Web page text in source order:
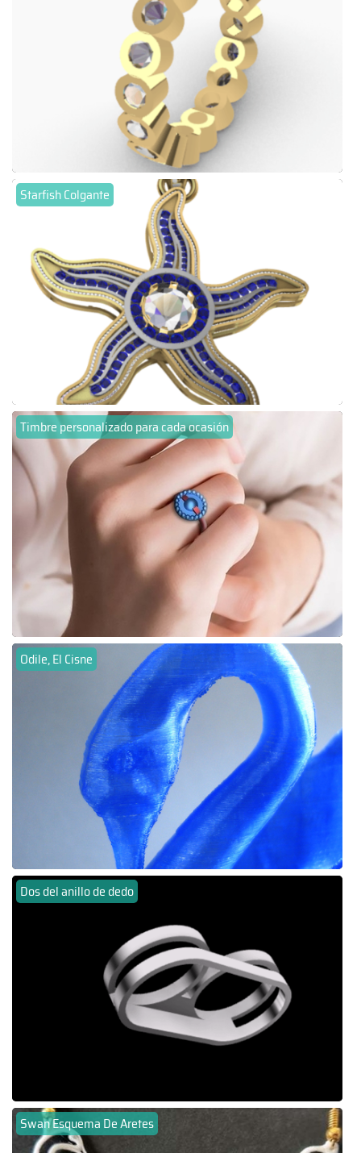
Starfish Colgante
Timbre personalizado para cada ocasión
Odile, El Cisne
Dos del anillo de dedo
Swan Esquema De Aretes